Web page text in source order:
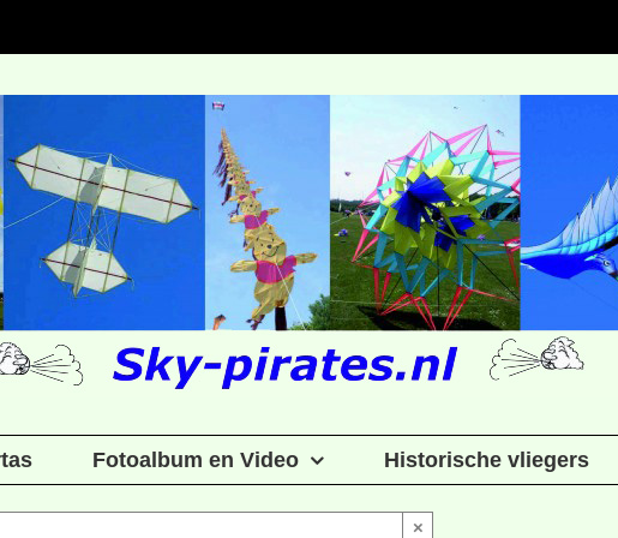
Fotoalbum en Video Historische vliegers
×